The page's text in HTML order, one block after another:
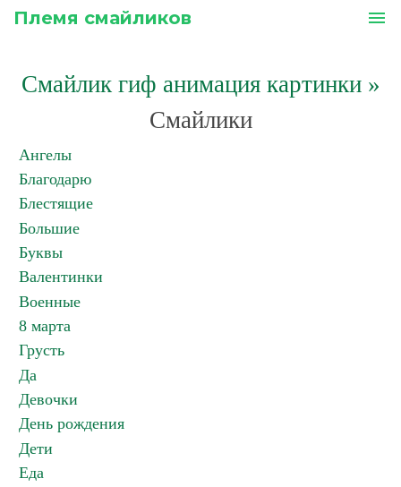
Племя смайликов menu
Смайлик гиф анимация картинки»
Смайлики
Ангелы
Благодарю
Блестящие
Большие
Буквы
Валентинки
Военные
8 марта
Грусть
Да
Девочки
День рождения
Дети
Еда